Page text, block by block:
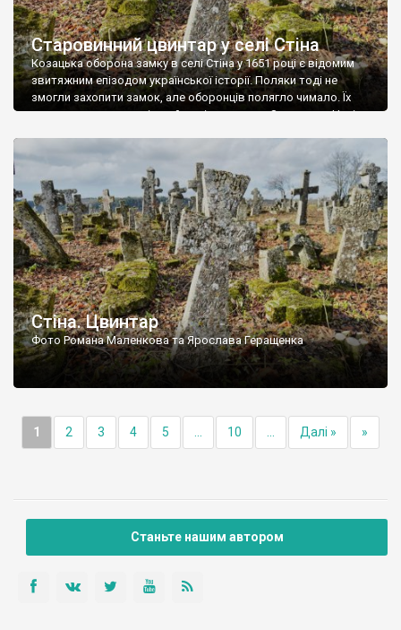
Старовинний цвинтар у селі Стіна
Козацька оборона замку в селі Стіна у 1651 році є відомим
звитяжним епізодом української історії. Поляки тоді не
змогли захопити замок, але оборонців полягло чимало. Їх
поховали на цвинтарі, який тоді називався Замковим. Нині на
ньому чимало хрестів 19 століття, є такі, де епітафії стер […]
Стіна. Цвинтар
Фото Романа Маленкова та Ярослава Геращенка
1 2 3 4 5 10 Далі » »
Станьте нашим автором